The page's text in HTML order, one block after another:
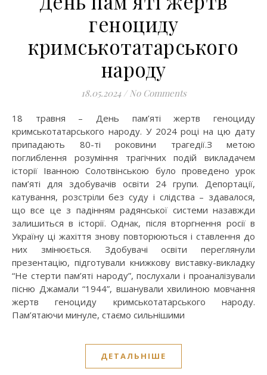
геноциду
кримськотатарського
народу
18.05.2024 / No Comments
18 травня – День пам’яті жертв геноциду
кримськотатарського народу. У 2024 році на цю дату
припадають 80-ті роковини трагедії.З метою
поглиблення розуміння трагічних подій викладачем
історії Іванною Солотвінською було проведено урок
пам’яті для здобувачів освіти 24 групи. Депортації,
катування, розстріли без суду і слідства – здавалося,
що все це з падінням радянської системи назавжди
залишиться в історії. Однак, після вторгнення росії в
Україну ці жахіття знову повторюються і ставлення до
них змінюється. Здобувачі освіти переглянули
презентацію, підготували книжкову виставку-викладку
“Не стерти пам’яті народу”, послухали і проаналізували
пісню Джамали “1944”, вшанували хвилиною мовчання
жертв геноциду кримськотатарського народу.
Пам’ятаючи минуле, стаємо сильнішими
ДЕТАЛЬНІШЕ